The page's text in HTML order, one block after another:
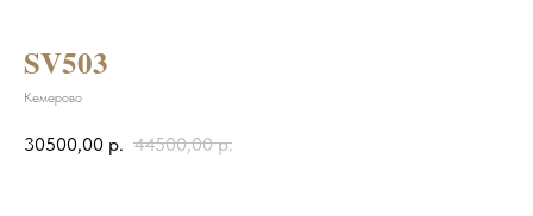
SV503
Кемерово
30500,00 р. 44500,00 р.